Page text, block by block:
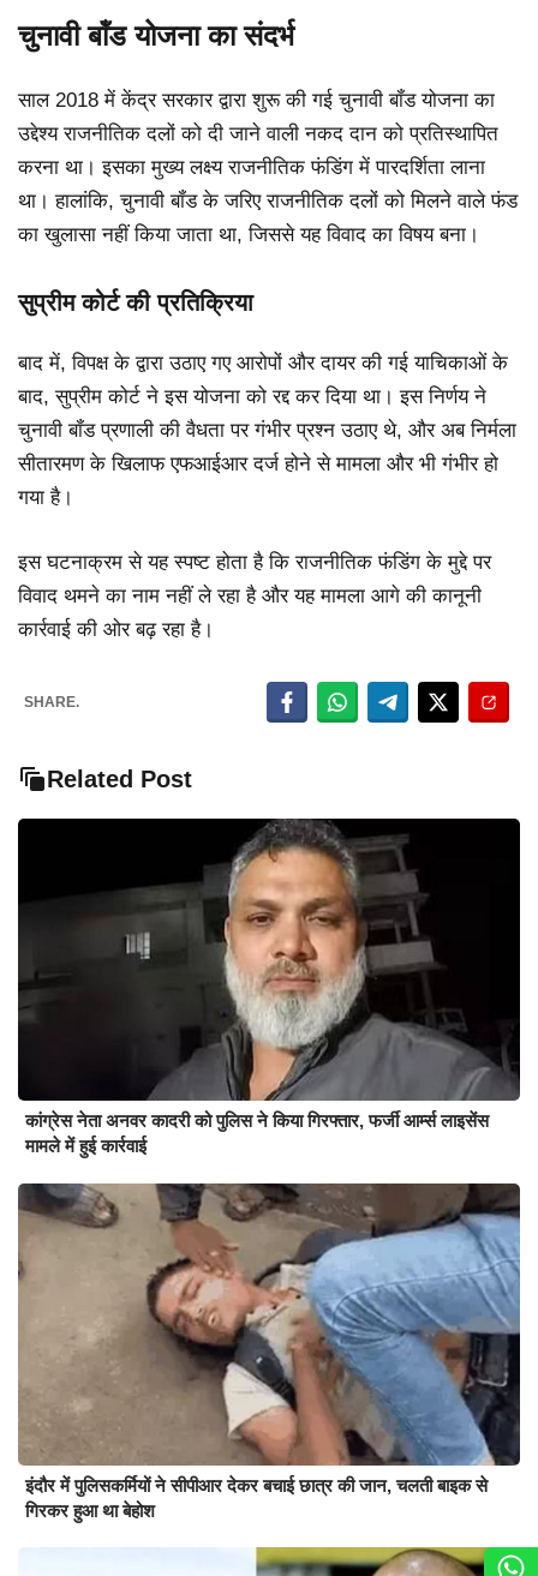
चुनावी बॉंड योजना का संदर्भ
साल 2018 में केंद्र सरकार द्वारा शुरू की गई चुनावी बॉंड योजना का
उद्देश्य राजनीतिक दलों को दी जाने वाली नकद दान को प्रतिस्थापित
करना था। इसका मुख्य लक्ष्य राजनीतिक फंडिंग में पारदर्शिता लाना
था। हालांकि, चुनावी बॉंड के जरिए राजनीतिक दलों को मिलने वाले फंड
का खुलासा नहीं किया जाता था, जिससे यह विवाद का विषय बना।
सुप्रीम कोर्ट की प्रतिक्रिया
बाद में, विपक्ष के द्वारा उठाए गए आरोपों और दायर की गई याचिकाओं के
बाद, सुप्रीम कोर्ट ने इस योजना को रद्द कर दिया था। इस निर्णय ने
चुनावी बॉंड प्रणाली की वैधता पर गंभीर प्रश्न उठाए थे, और अब निर्मला
सीतारमण के खिलाफ एफआईआर दर्ज होने से मामला और भी गंभीर हो
गया है।
इस घटनाक्रम से यह स्पष्ट होता है कि राजनीतिक फंडिंग के मुद्दे पर
विवाद थमने का नाम नहीं ले रहा है और यह मामला आगे की कानूनी
कार्रवाई की ओर बढ़ रहा है।
SHARE.
Related Post
कांग्रेस नेता अनवर कादरी को पुलिस ने किया गिरफ्तार, फर्जी आर्म्स लाइसेंस
मामले में हुई कार्रवाई
इंदौर में पुलिसकर्मियों ने सीपीआर देकर बचाई छात्र की जान, चलती बाइक से
गिरकर हुआ था बेहोश